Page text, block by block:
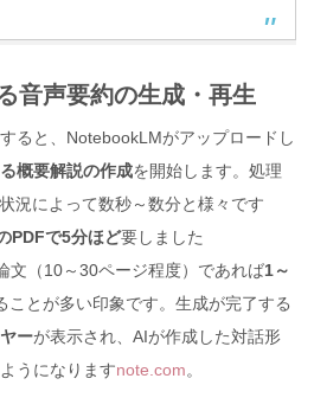
音声要約の生成・再生
ると、NotebookLMがアップロードし
概要解説の作成を開始します。処理
況によって数秒～数分と様々です
PDFで5分ほど要しました
文（10～30ページ程度）であれば1～
ことが多い印象です。生成が完了する
ーが表示され、AIが作成した対話形
うになりますnote.com。